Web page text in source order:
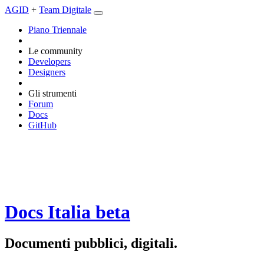
AGID + Team Digitale
Piano Triennale
Le community
Developers
Designers
Gli strumenti
Forum
Docs
GitHub
Docs Italia beta
Documenti pubblici, digitali.